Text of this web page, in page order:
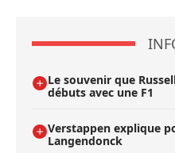
Le souvenir que
débuts avec une F1
Verstappen explique
Langendonck